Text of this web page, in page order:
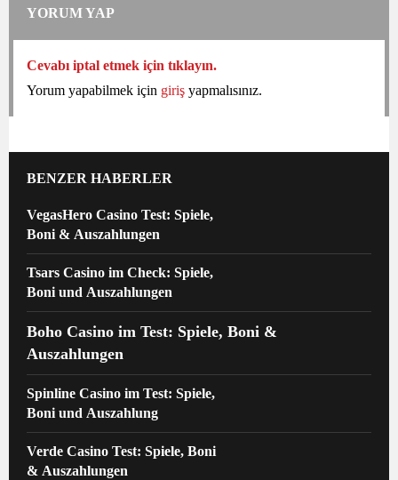
YORUM YAP
Cevabı iptal etmek için tıklayın.
Yorum yapabilmek için giriş yapmalısınız.
BENZER HABERLER
VegasHero Casino Test: Spiele,
Boni & Auszahlungen
Tsars Casino im Check: Spiele,
Boni und Auszahlungen
Boho Casino im Test: Spiele, Boni &
Auszahlungen
Spinline Casino im Test: Spiele,
Boni und Auszahlung
Verde Casino Test: Spiele, Boni
& Auszahlungen